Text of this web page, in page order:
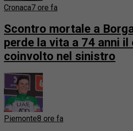
Cronaca7 ore fa
Scontro mortale a
perde la vita a 74 anni il
coinvolto nel sinistro
Piemonte8 ore fa